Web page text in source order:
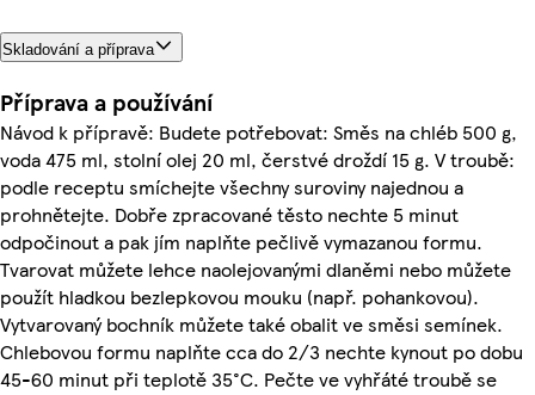
Skladování a příprava
Příprava a používání
Návod k přípravě: Budete potřebovat: Směs na chléb 500 g,
voda 475 ml, stolní olej 20 ml, čerstvé droždí 15 g. V troubě:
podle receptu smíchejte všechny suroviny najednou a
prohnětejte. Dobře zpracované těsto nechte 5 minut
odpočinout a pak jím naplňte pečlivě vymazanou formu.
Tvarovat můžete lehce naolejovanými dlaněmi nebo můžete
použít hladkou bezlepkovou mouku (např. pohankovou).
Vytvarovaný bochník můžete také obalit ve směsi semínek.
Chlebovou formu naplňte cca do 2/3 nechte kynout po dobu
45-60 minut při teplotě 35°C. Pečte ve vyhřáté troubě se